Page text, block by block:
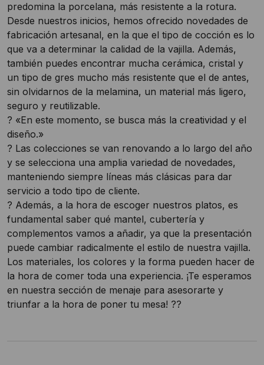
predomina la porcelana, más resistente a la rotura.
Desde nuestros inicios, hemos ofrecido novedades de
fabricación artesanal, en la que el tipo de cocción es lo
que va a determinar la calidad de la vajilla. Además,
también puedes encontrar mucha cerámica, cristal y
un tipo de gres mucho más resistente que el de antes,
sin olvidarnos de la melamina, un material más ligero,
seguro y reutilizable.
? «En este momento, se busca más la creatividad y el
diseño.»
? Las colecciones se van renovando a lo largo del año
y se selecciona una amplia variedad de novedades,
manteniendo siempre líneas más clásicas para dar
servicio a todo tipo de cliente.
? Además, a la hora de escoger nuestros platos, es
fundamental saber qué mantel, cubertería y
complementos vamos a añadir, ya que la presentación
puede cambiar radicalmente el estilo de nuestra vajilla.
Los materiales, los colores y la forma pueden hacer de
la hora de comer toda una experiencia. ¡Te esperamos
en nuestra sección de menaje para asesorarte y
triunfar a la hora de poner tu mesa! ?️?